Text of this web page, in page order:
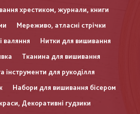
хрестиком, журнали, книги
Мереживо, атласні стрічки
валяння
Нитки для вишивання
Тканина для вишивання
інструменти для рукоділля
Набори для вишивання бісером
Декоративні гудзики